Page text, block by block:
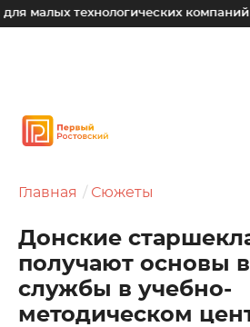
технологических компаний
Главная Сюжеты
Донские
получают основы
службы в учебно-
методическом